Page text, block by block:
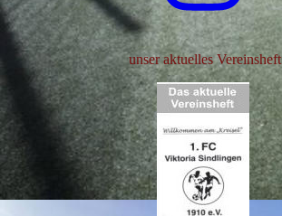
unser aktuelles Vereinsheft